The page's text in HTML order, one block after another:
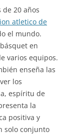
20 años
atletico de
el mundo.
en
varios equipos.
enseña las
los
espíritu de
la
positiva y
solo conjunto